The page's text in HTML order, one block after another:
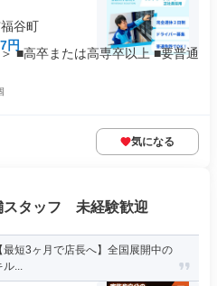
谷町
円
■高卒または高専卒以上 ■要普通
気になる
スタッフ 未経験歓迎
短3ヶ月で店長へ】全国展開中の
ル...